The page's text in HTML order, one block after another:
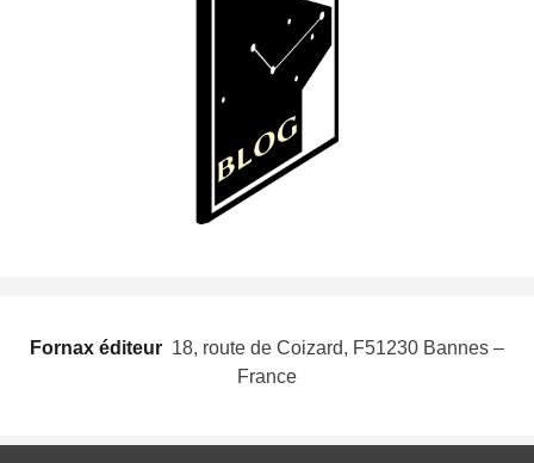
Fornax éditeur  18, route de Coizard, F51230 Bannes –
France